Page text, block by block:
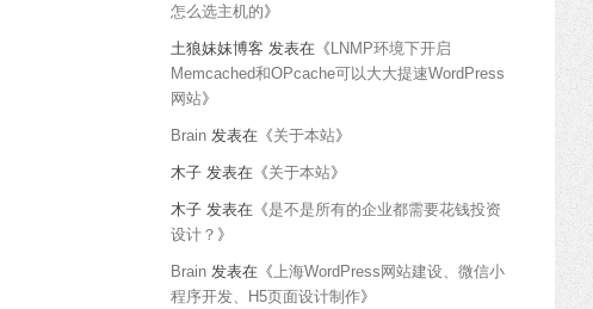
怎么选主机的》
土狼妹妹博客 发表在《 LNMP环境下开启
Memcached和OPcache可以大大提速WordPress
网站》
Brain 发表在《关于本站》
木子 发表在《关于本站》
木子 发表在《是不是所有的企业都需要花钱投资
设计？ 》
Brain 发表在《 上海WordPress网站建设、微信小
程序开发、H5页面设计制作》